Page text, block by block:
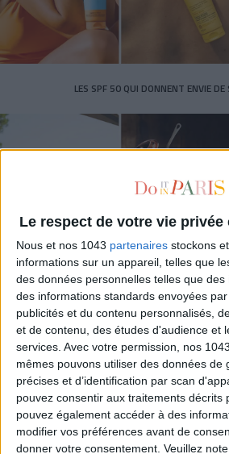
Le respect de votre vie
Nous et nos 1043 partenaires stockons
informations sur un appareil, telles que
des données personnelles telles que
des informations standards envoyées
publicités et du contenu personnalisés,
et de contenu, des études d'audience et
services. Avec votre permission, nos
mêmes pouvons utiliser des données de
précises et d’identification par scan
pouvez consentir aux traitements décrits
pouvez également accéder à des
modifier vos préférences avant de
donner votre consentement. Veuillez
LES SPF 50 QUI DONNENT ENVIE
LES MEILLEURS HÔTELS POUR UN WEEK-